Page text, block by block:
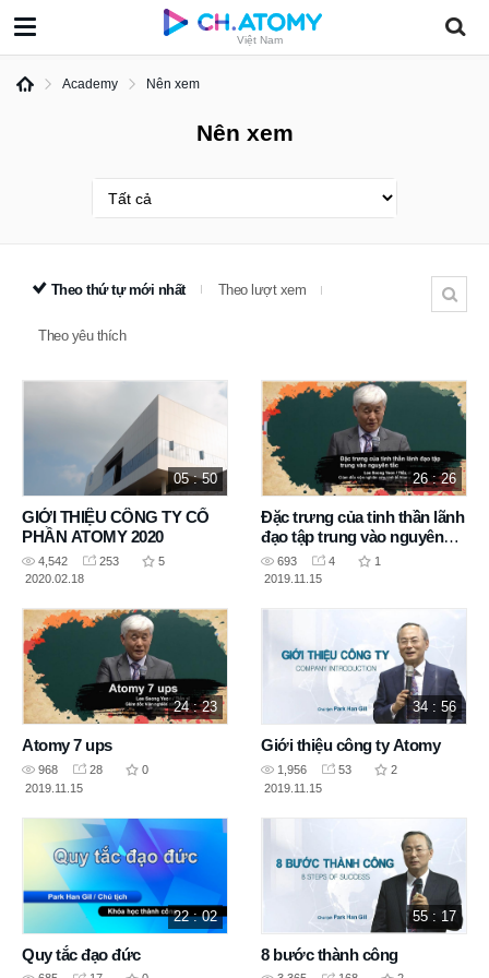
Việt Nam
Academy Nên xem
Nên xem
Theo thứ tự mới nhất Theo lượt xem
Theo yêu thích
05 : 50
GIỚI THIỆU CÔNG TY CỔ
PHẦN ATOMY 2020
4,542 253
5
2020.02.18
26 : 26
Đặc trưng của tinh thần lãnh
đạo tập trung vào nguyên
tắc693 4
1
2019.11.15
24 : 23
Atomy 7 ups
968 28
0
2019.11.15
34 : 56
Giới thiệu công ty Atomy
1,956 53
2
2019.11.15
22 : 02
Quy tắc đạo đức
55 : 17
8 bước thành công